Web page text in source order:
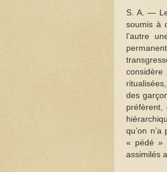
S. A. —
soumis à
l’autre
des
préfèrent,
qu’on
« pédé »
assimilés